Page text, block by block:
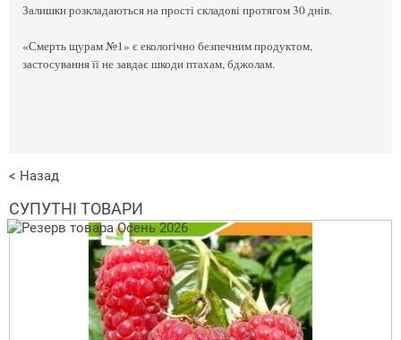
Залишки розкладаються на прості складові протягом 30 днів.
«Смерть щурам №1» є екологічно безпечним продуктом,
застосування її не завдає шкоди птахам, бджолам.
< Назад
СУПУТНІ ТОВАРИ